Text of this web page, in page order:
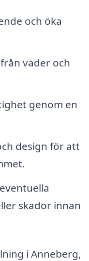
och öka
väder och
genom en
design för att
skador innan
i Anneberg,